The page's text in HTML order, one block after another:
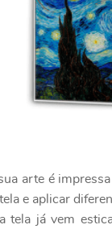
arte é
e aplicar
a tela já vem